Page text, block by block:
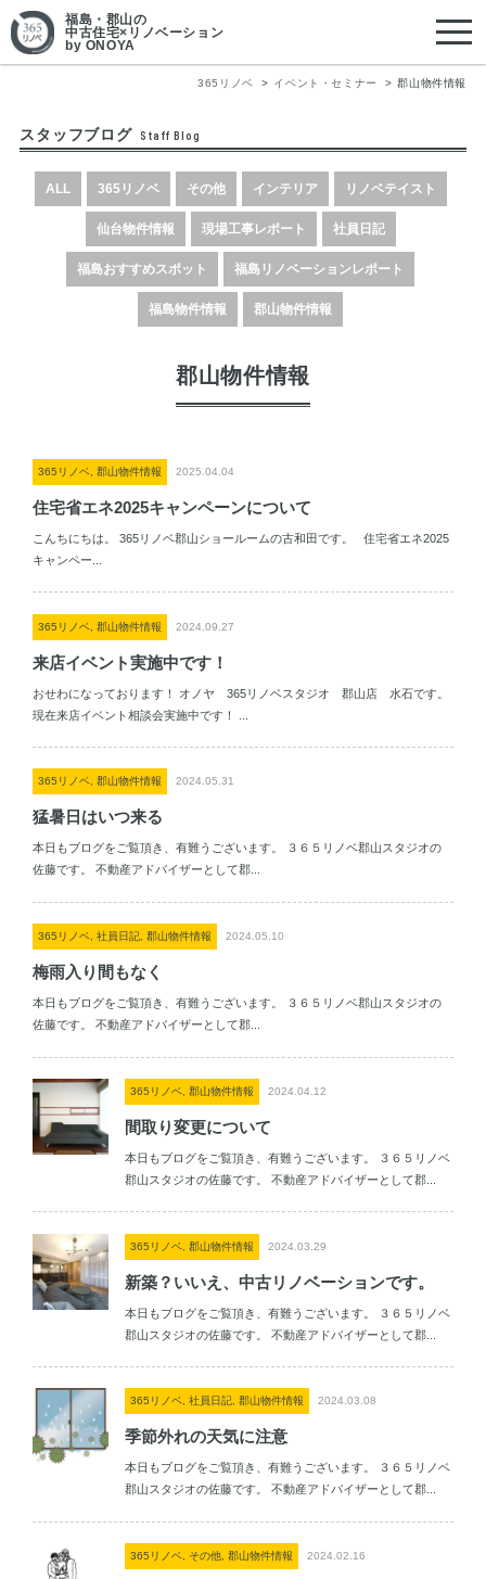
福島・郡山の
中古住宅×リノベーション
by ONOYA
365リノベ イベント・セミナー 郡山物件情報
スタッフブログ Staff Blog
ALL 365リノベ その他 インテリア リノベテイスト
仙台物件情報 現場工事レポート 社員日記
福島おすすめスポット 福島リノベーションレポート
福島物件情報 郡山物件情報
郡山物件情報
365リノベ, 郡山物件情報 2025.04.04
住宅省エネ2025キャンペーンについて
こんちにちは。 365リノベ郡山ショールームの古和田です。 住宅省エネ2025
キャンペー...
365リノベ, 郡山物件情報 2024.09.27
来店イベント実施中です！
おせわになっております！ オノヤ 365リノベスタジオ 郡山店 水石です。
現在来店イベント相談会実施中です！ ...
365リノベ, 郡山物件情報 2024.05.31
猛暑日はいつ来る
本日もブログをご覧頂き、有難うございます。 ３６５リノベ郡山スタジオの
佐藤です。 不動産アドバイザーとして郡...
365リノベ, 社員日記, 郡山物件情報 2024.05.10
梅雨入り間もなく
本日もブログをご覧頂き、有難うございます。 ３６５リノベ郡山スタジオの
佐藤です。 不動産アドバイザーとして郡...
365リノベ, 郡山物件情報 2024.04.12
間取り変更について
本日もブログをご覧頂き、有難うございます。 ３６５リノベ
郡山スタジオの佐藤です。 不動産アドバイザーとして郡...
365リノベ, 郡山物件情報 2024.03.29
新築？いいえ、中古リノベーションです。
本日もブログをご覧頂き、有難うございます。 ３６５リノベ
郡山スタジオの佐藤です。 不動産アドバイザーとして郡...
365リノベ, 社員日記, 郡山物件情報 2024.03.08
季節外れの天気に注意
本日もブログをご覧頂き、有難うございます。 ３６５リノベ
郡山スタジオの佐藤です。 不動産アドバイザーとして郡...
365リノベ, その他, 郡山物件情報 2024.02.16